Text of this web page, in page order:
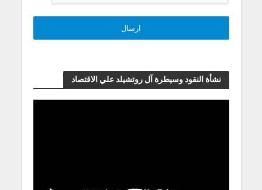
نشأة النقود وسيطرة آل روتشيلد علي الاقتصاد